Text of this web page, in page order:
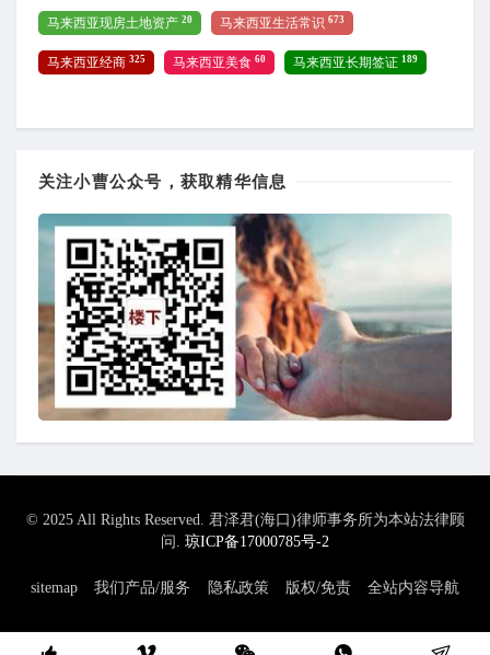
马来西亚现房土地资产 20 马来西亚生活常识 673
马来西亚经商 325 马来西亚美食 60 马来西亚长期签证 189
关注小曹公众号，获取精华信息
© 2025 All Rights Reserved. 君泽君(海口)律师事务所为本站法律顾
问. 琼ICP备17000785号-2
sitemap 我们产品/服务 隐私政策 版权/免责 全站内容导航